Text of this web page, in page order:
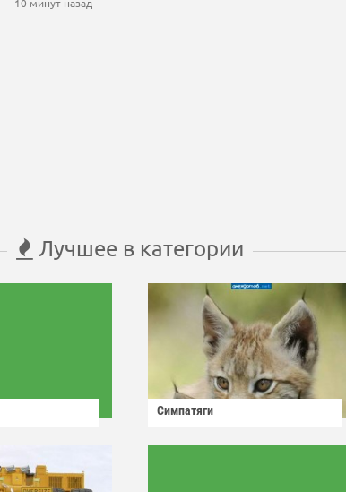
— 10 минут назад
Лучшее в категории
Симпатяги